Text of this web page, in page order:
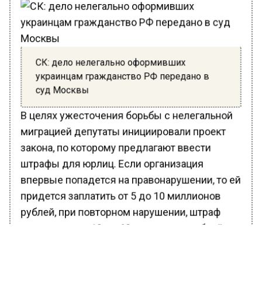
СК: дело нелегально оформивших
украинцам гражданство РФ передано в
суд Москвы
В целях ужесточения борьбы с нелегальной
миграцией депутаты инициировали проект
закона, по которому предлагают ввести
штрафы для юрлиц. Если организация
впервые попадется на правонарушении, то ей
придется заплатить от 5 до 10 миллионов
рублей, при повторном нарушении, штраф